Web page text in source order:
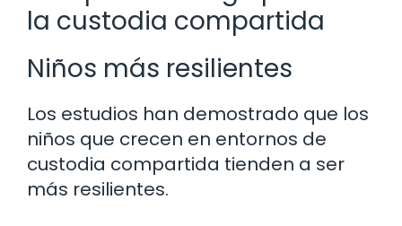
la custodia compartida
Niños más resilientes
Los estudios han demostrado que los
niños que crecen en entornos de
custodia compartida tienden a ser
más resilientes.